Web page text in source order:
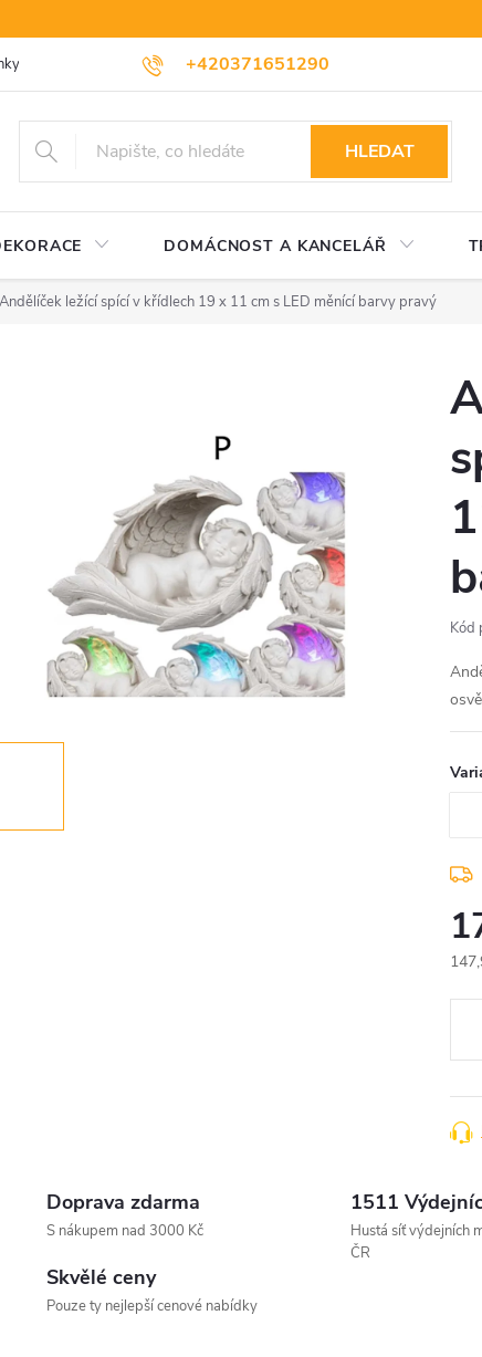
+420371651290
ochrany osobních údajů Dopravné Likvidace elektrozařízení
HLEDAT
DOMÁCNOST A KANCELÁŘ
Andělíček ležící spící v křídlech 19 x 11 cm s LED měnící barvy pravý
Kód
Doprava zdarma
S nákupem nad 3000 Kč
1511
Hustá síť výdejních
ČR
Skvělé ceny
Pouze ty nejlepší cenové nabídky